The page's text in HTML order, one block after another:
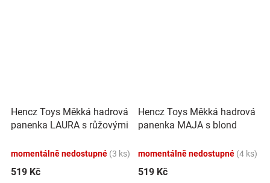
Hencz Toys Měkká hadrová
panenka LAURA s růžovými
momentálně nedostupné (3 ks)
519 Kč
Hencz Toys Měkká hadrová
panenka MAJA s blond
momentálně nedostupné (4 ks)
519 Kč